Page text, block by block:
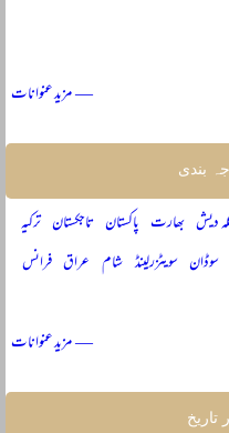
— مزید عنوانات
بندی
دیش بھارت پاکستان تاجکستان ترکیہ
سوڈان سویٹزرلینڈ شام عراق فرانس
— مزید عنوانات
تاریخ